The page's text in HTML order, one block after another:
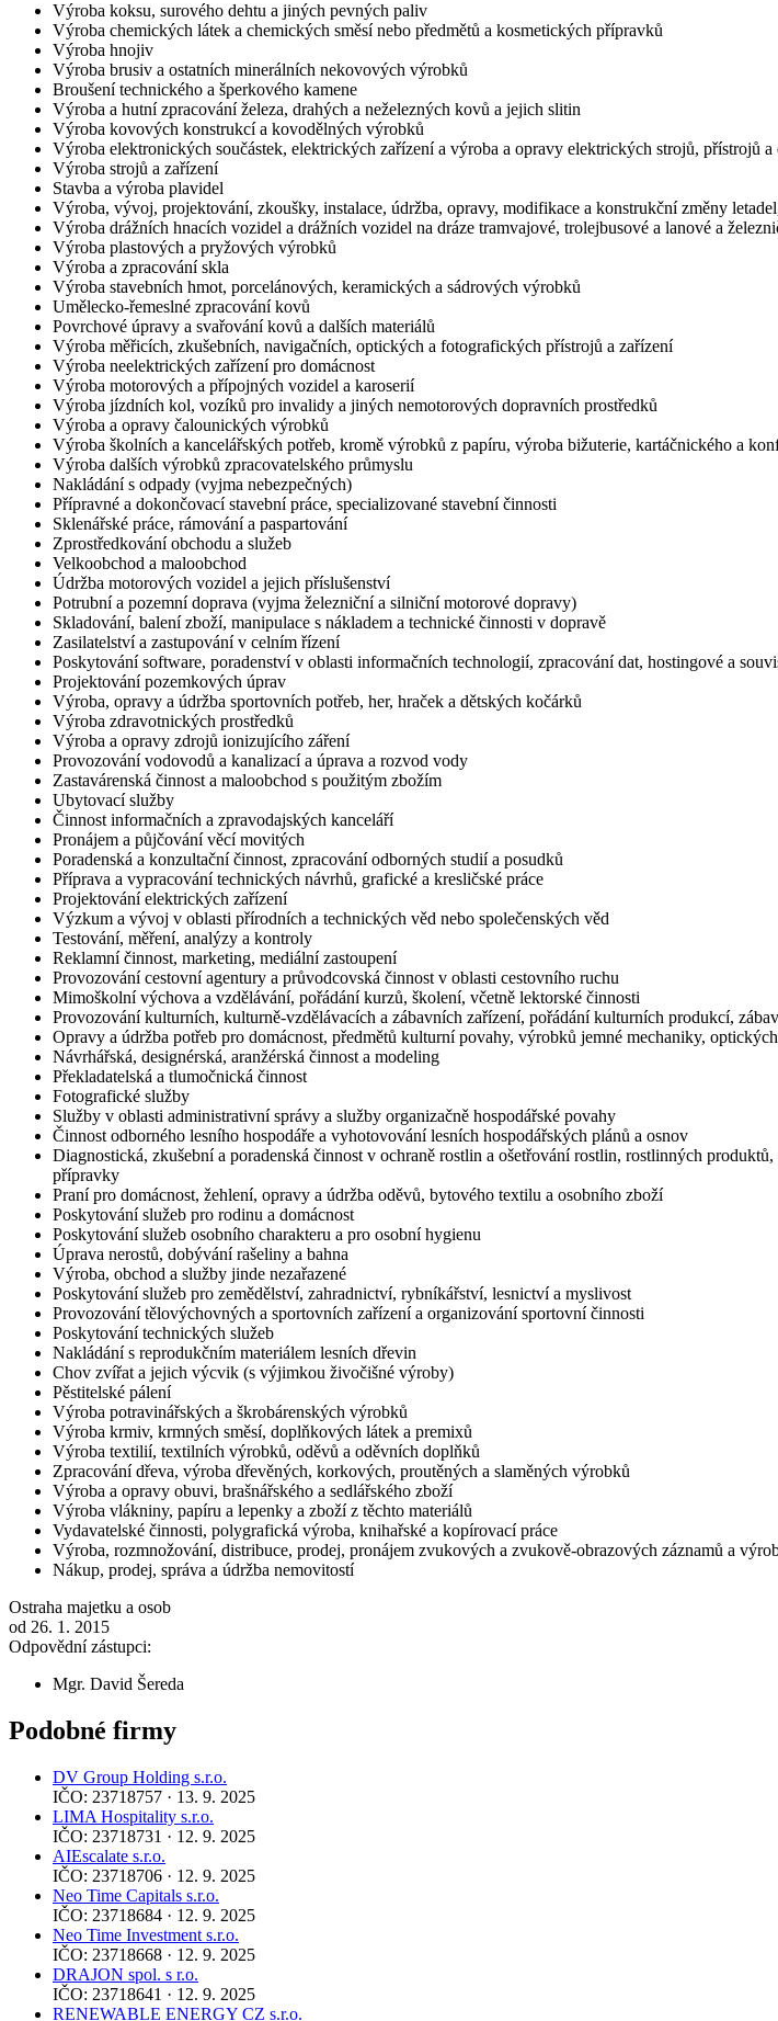
Výroba koksu, surového dehtu a jiných pevných paliv
Výroba chemických látek a chemických směsí nebo předmětů a kosmetických přípravků
Výroba hnojiv
Výroba brusiv a ostatních minerálních nekovových výrobků
Broušení technického a šperkového kamene
Výroba a hutní zpracování železa, drahých a neželezných kovů a jejich slitin
Výroba kovových konstrukcí a kovodělných výrobků
Výroba elektronických součástek, elektrických zařízení a výroba a opravy elektrických strojů, přístrojů
Výroba strojů a zařízení
Stavba a výroba plavidel
Výroba, vývoj, projektování, zkoušky, instalace, údržba, opravy, modifikace a konstrukční změny
Výroba drážních hnacích vozidel a drážních vozidel na dráze tramvajové, trolejbusové a lanové a
Výroba plastových a pryžových výrobků
Výroba a zpracování skla
Výroba stavebních hmot, porcelánových, keramických a sádrových výrobků
Umělecko-řemeslné zpracování kovů
Povrchové úpravy a svařování kovů a dalších materiálů
Výroba měřicích, zkušebních, navigačních, optických a fotografických přístrojů a zařízení
Výroba neelektrických zařízení pro domácnost
Výroba motorových a přípojných vozidel a karoserií
Výroba jízdních kol, vozíků pro invalidy a jiných nemotorových dopravních prostředků
Výroba a opravy čalounických výrobků
Výroba školních a kancelářských potřeb, kromě výrobků z papíru, výroba bižuterie, kartáčnického a
Výroba dalších výrobků zpracovatelského průmyslu
Nakládání s odpady (vyjma nebezpečných)
Přípravné a dokončovací stavební práce, specializované stavební činnosti
Sklenářské práce, rámování a paspartování
Zprostředkování obchodu a služeb
Velkoobchod a maloobchod
Údržba motorových vozidel a jejich příslušenství
Potrubní a pozemní doprava (vyjma železniční a silniční motorové dopravy)
Skladování, balení zboží, manipulace s nákladem a technické činnosti v dopravě
Zasilatelství a zastupování v celním řízení
Poskytování software, poradenství v oblasti informačních technologií, zpracování dat, hostingové a
Projektování pozemkových úprav
Výroba, opravy a údržba sportovních potřeb, her, hraček a dětských kočárků
Výroba zdravotnických prostředků
Výroba a opravy zdrojů ionizujícího záření
Provozování vodovodů a kanalizací a úprava a rozvod vody
Zastavárenská činnost a maloobchod s použitým zbožím
Ubytovací služby
Činnost informačních a zpravodajských kanceláří
Pronájem a půjčování věcí movitých
Poradenská a konzultační činnost, zpracování odborných studií a posudků
Příprava a vypracování technických návrhů, grafické a kresličské práce
Projektování elektrických zařízení
Výzkum a vývoj v oblasti přírodních a technických věd nebo společenských věd
Testování, měření, analýzy a kontroly
Reklamní činnost, marketing, mediální zastoupení
Provozování cestovní agentury a průvodcovská činnost v oblasti cestovního ruchu
Mimoškolní výchova a vzdělávání, pořádání kurzů, školení, včetně lektorské činnosti
Provozování kulturních, kulturně-vzdělávacích a zábavních zařízení, pořádání kulturních produkcí,
Opravy a údržba potřeb pro domácnost, předmětů kulturní povahy, výrobků jemné mechaniky,
Návrhářská, designérská, aranžérská činnost a modeling
Překladatelská a tlumočnická činnost
Fotografické služby
Služby v oblasti administrativní správy a služby organizačně hospodářské povahy
Činnost odborného lesního hospodáře a vyhotovování lesních hospodářských plánů a osnov
Diagnostická, zkušební a poradenská činnost v ochraně rostlin a ošetřování rostlin, rostlinných
přípravky
Praní pro domácnost, žehlení, opravy a údržba oděvů, bytového textilu a osobního zboží
Poskytování služeb pro rodinu a domácnost
Poskytování služeb osobního charakteru a pro osobní hygienu
Úprava nerostů, dobývání rašeliny a bahna
Výroba, obchod a služby jinde nezařazené
Poskytování služeb pro zemědělství, zahradnictví, rybníkářství, lesnictví a myslivost
Provozování tělovýchovných a sportovních zařízení a organizování sportovní činnosti
Poskytování technických služeb
Nakládání s reprodukčním materiálem lesních dřevin
Chov zvířat a jejich výcvik (s výjimkou živočišné výroby)
Pěstitelské pálení
Výroba potravinářských a škrobárenských výrobků
Výroba krmiv, krmných směsí, doplňkových látek a premixů
Výroba textilií, textilních výrobků, oděvů a oděvních doplňků
Zpracování dřeva, výroba dřevěných, korkových, proutěných a slaměných výrobků
Výroba a opravy obuvi, brašnářského a sedlářského zboží
Výroba vlákniny, papíru a lepenky a zboží z těchto materiálů
Vydavatelské činnosti, polygrafická výroba, knihařské a kopírovací práce
Výroba, rozmnožování, distribuce, prodej, pronájem zvukových a zvukově-obrazových záznamů a
Nákup, prodej, správa a údržba nemovitostí
Ostraha majetku a osob
od 26. 1. 2015
Odpovědní zástupci:
Mgr. David Šereda
Podobné firmy
DV Group Holding s.r.o.
IČO: 23718757 · 13. 9. 2025
LIMA Hospitality s.r.o.
IČO: 23718731 · 12. 9. 2025
AIEscalate s.r.o.
IČO: 23718706 · 12. 9. 2025
Neo Time Capitals s.r.o.
IČO: 23718684 · 12. 9. 2025
Neo Time Investment s.r.o.
IČO: 23718668 · 12. 9. 2025
DRAJON spol. s r.o.
IČO: 23718641 · 12. 9. 2025
RENEWABLE ENERGY CZ s.r.o.